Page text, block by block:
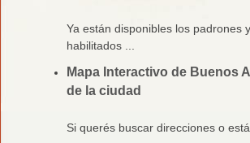
Ya están disponibles los padrones
habilitados ...
Mapa Interactivo de Buenos
de la ciudad
Si querés buscar direcciones o